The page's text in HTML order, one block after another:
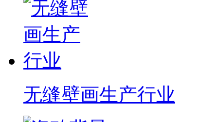
无缝壁画生产行业